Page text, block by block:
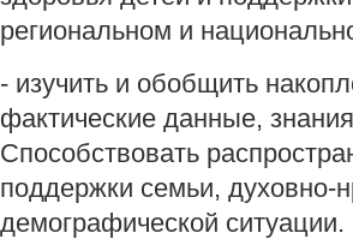
региональном и
- изучить и обобщить
фактические данные,
Способствовать
поддержки семьи, духовно-
демографической ситуации.